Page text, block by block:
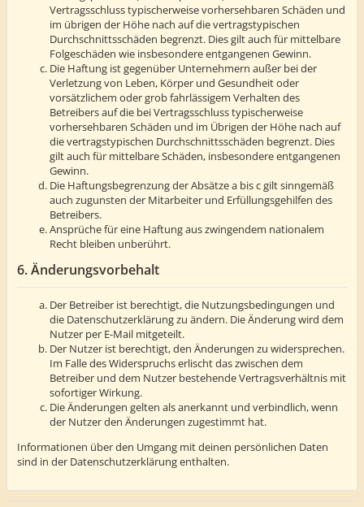
Vertragsschluss typischerweise vorhersehbaren Schäden und
im übrigen der Höhe nach auf die vertragstypischen
Durchschnittsschäden begrenzt. Dies gilt auch für mittelbare
Folgeschäden wie insbesondere entgangenen Gewinn.
Die Haftung ist gegenüber Unternehmern außer bei der
Verletzung von Leben, Körper und Gesundheit oder
vorsätzlichem oder grob fahrlässigem Verhalten des
Betreibers auf die bei Vertragsschluss typischerweise
vorhersehbaren Schäden und im Übrigen der Höhe nach auf
die vertragstypischen Durchschnittsschäden begrenzt. Dies
gilt auch für mittelbare Schäden, insbesondere entgangenen
Gewinn.
Die Haftungsbegrenzung der Absätze a bis c gilt sinngemäß
auch zugunsten der Mitarbeiter und Erfüllungsgehilfen des
Betreibers.
Ansprüche für eine Haftung aus zwingendem nationalem
Recht bleiben unberührt.
6. Änderungsvorbehalt
Der Betreiber ist berechtigt, die Nutzungsbedingungen und
die Datenschutzerklärung zu ändern. Die Änderung wird dem
Nutzer per E-Mail mitgeteilt.
Der Nutzer ist berechtigt, den Änderungen zu widersprechen.
Im Falle des Widerspruchs erlischt das zwischen dem
Betreiber und dem Nutzer bestehende Vertragsverhältnis mit
sofortiger Wirkung.
Die Änderungen gelten als anerkannt und verbindlich, wenn
der Nutzer den Änderungen zugestimmt hat.
Informationen über den Umgang mit deinen persönlichen Daten
sind in der Datenschutzerklärung enthalten.